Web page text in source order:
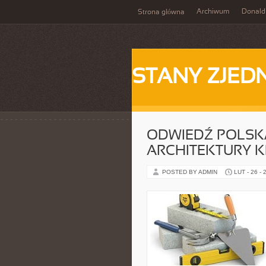
Strona główna Archiwum Donald
STANY
ODWIEDŹ
ARCHITEKTURY
POSTED BY ADMIN LUT - 26 -